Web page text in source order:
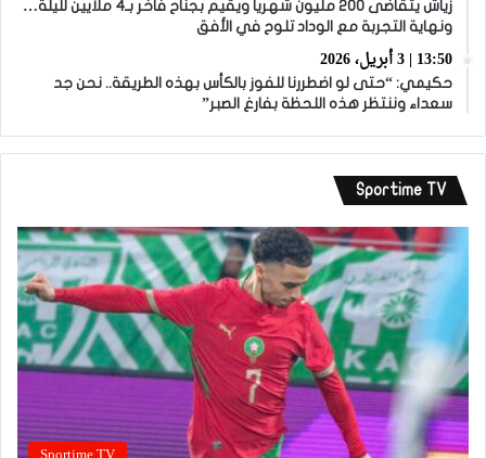
زياش يتقاضى 200 مليون شهريا ويقيم بجناح فاخر بـ4 ملايين لليلة…
ونهاية التجربة مع الوداد تلوح في الأفق
13:50 | 3 أبريل، 2026
حكيمي: “حتى لو اضطررنا للفوز بالكأس بهذه الطريقة.. نحن جد
سعداء وننتظر هذه اللحظة بفارغ الصبر”
Sportime TV